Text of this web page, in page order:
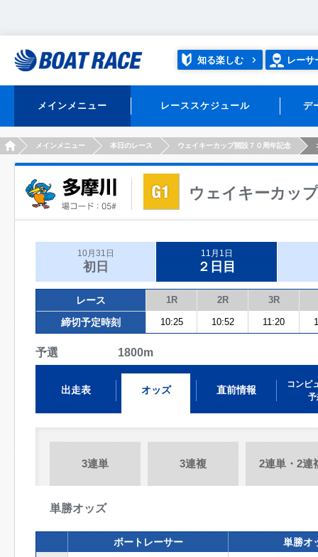
知る楽しむ レーサ
メインメニュー レーススケジュール デ
HOMEメインメニュー 本日のレース ウェイキーカップ開設７０周年記念
ウェイキーカッ
10月31日
初日
11月1日
２日目
レース 1R 2R 3R
締切予定時刻 10:25 10:52 11:20
予選 1800m
出走表 オッズ 直前情報
コンピ
予
3連単 3連複 2連単・2連
単勝オッズ
ボートレーサー 単勝オ